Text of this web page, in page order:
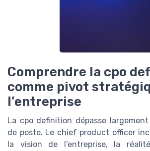
Comprendre la cpo
comme pivot
l’entreprise
La cpo definition dépasse
de poste. Le chief product officer
la vision de l’entreprise, la